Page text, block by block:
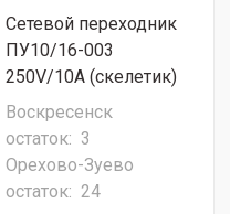
Сетевой переходник
ПУ10/16-003
250V/10A (скелетик)
Воскресенск
остаток: 3
Орехово-Зуево
остаток: 24